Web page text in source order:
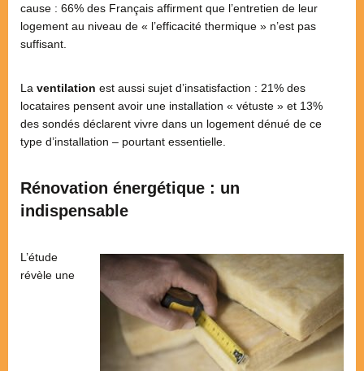
cause : 66% des Français affirment que l’entretien de leur
logement au niveau de « l’efficacité thermique » n’est pas
suffisant.
La ventilation est aussi sujet d’insatisfaction : 21% des
locataires pensent avoir une installation « vétuste » et 13%
des sondés déclarent vivre dans un logement dénué de ce
type d’installation – pourtant essentielle.
Rénovation énergétique : un
indispensable
L’étude
révèle une